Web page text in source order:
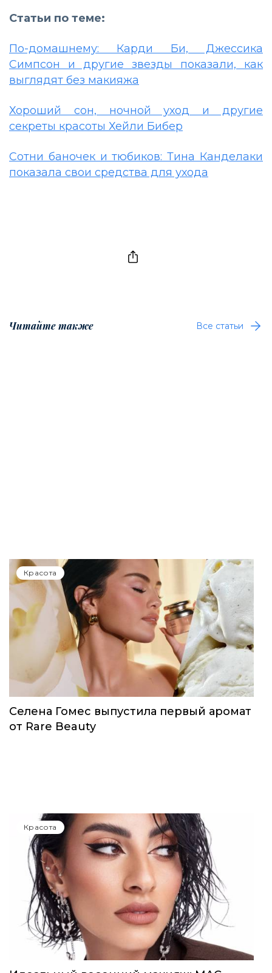
Статьи по теме:
По-домашнему: Карди Би, Джессика
Симпсон и другие звезды показали, как
выглядят без макияжа
Хороший сон, ночной уход и другие
секреты красоты Хейли Бибер
Сотни баночек и тюбиков: Тина Канделаки
показала свои средства для ухода
Читайте также Все статьи
Красота
Селена Гомес выпустила первый аромат
от Rare Beauty
Красота